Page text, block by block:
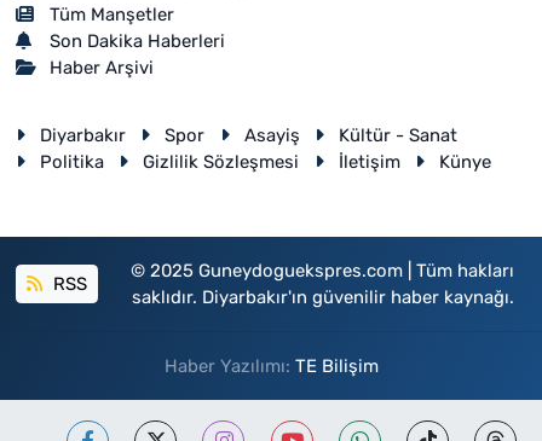
Tüm Manşetler
Son Dakika Haberleri
Haber Arşivi
Diyarbakır Spor Asayiş
Kültür - Sanat
Politika
Gizlilik Sözleşmesi İletişim Künye
RSS
© 2025 Guneydoguekspres.com | Tüm hakları
saklıdır. Diyarbakır'ın güvenilir haber kaynağı.
Haber Yazılımı: TE Bilişim